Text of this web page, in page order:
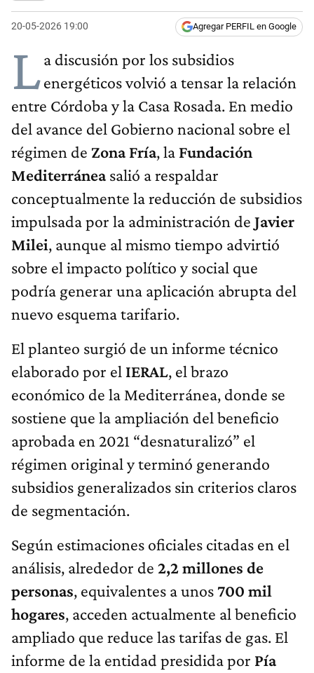
20-05-2026 19:00 Agregar PERFIL en Google
La discusión por los subsidios
energéticos volvió a tensar la relación
entre Córdoba y la Casa Rosada. En medio
del avance del Gobierno nacional sobre el
régimen de Zona Fría, la Fundación
Mediterráneasalió a respaldar
conceptualmente la reducción de subsidios
impulsada por la administración de Javier
Milei, aunque al mismo tiempo advirtió
sobre el impacto político y social que
podría generar una aplicación abrupta del
nuevo esquema tarifario.
El planteo surgió de un informe técnico
elaborado por el IERAL, el brazo
económico de la Mediterránea, donde se
sostiene que la ampliación del beneficio
aprobada en 2021 “desnaturalizó” el
régimen original y terminó generando
subsidios generalizados sin criterios claros
de segmentación.
Según estimaciones oficiales citadas en el
análisis, alrededor de 2,2 millones de
personas, equivalentes a unos 700 mil
hogares, acceden actualmente al beneficio
ampliado que reduce las tarifas de gas. El
informe de la entidad presidida por Pía